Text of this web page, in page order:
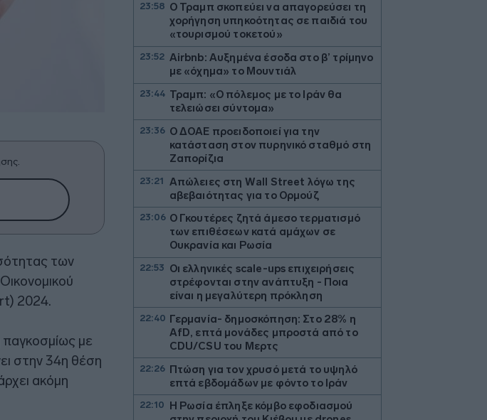
των
2024.
με
στην 34η θέση
ακόμη
23:58 Ο Τραμπ σκοπεύει να απαγορεύσει τη
χορήγηση υπηκοότητας σε παιδιά του
«τουρισμού τοκετού»
23:52 Airbnb: Αυξημένα έσοδα στο β’ τρίμηνο
με «όχημα» το Μουντιάλ
23:44 Τραμπ: «Ο πόλεμος με το Ιράν θα
τελειώσει σύντομα»
23:36 Ο ΔΟΑΕ προειδοποιεί για την
κατάσταση στον πυρηνικό σταθμό στη
Ζαπορίζια
23:21
Απώλειες στη Wall Street λόγω της
αβεβαιότητας για το Ορμούζ
23:06 Ο Γκουτέρες ζητά άμεσο τερματισμό
των επιθέσεων κατά αμάχων σε
Ουκρανία και Ρωσία
22:53 Οι ελληνικές scale-ups επιχειρήσεις
στρέφονται στην ανάπτυξη - Ποια
είναι η μεγαλύτερη πρόκληση
22:40 Γερμανία- δημοσκόπηση: Στο 28% η
AfD, επτά μονάδες μπροστά από το
CDU/CSU του Μερτς
22:26 Πτώση για τον χρυσό μετά το υψηλό
επτά εβδομάδων με φόντο το Ιράν
22:10
Η Ρωσία έπληξε κόμβο εφοδιασμού